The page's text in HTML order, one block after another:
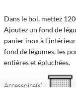
Dans le bol, mettez
Ajoutez un fond de
panier inox à
fond de légumes, les
entières et épluchées.
Accessoire(s) :